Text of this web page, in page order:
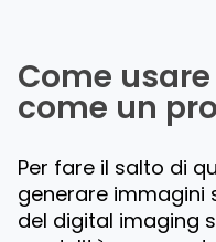
Come
come un
Per fare il salto di
generare immagini
del digital imaging